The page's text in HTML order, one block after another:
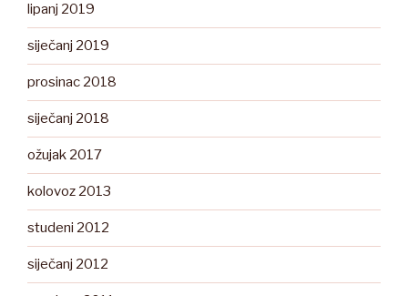
lipanj 2019
siječanj 2019
prosinac 2018
siječanj 2018
ožujak 2017
kolovoz 2013
studeni 2012
siječanj 2012